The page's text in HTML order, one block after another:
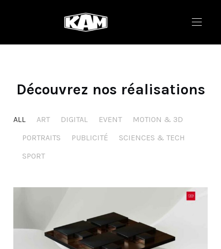
Découvrez nos réalisations
ALL ART DIGITAL EVENT
MOTION & 3D
PORTRAITS
PUBLICITÉ
SCIENCES & TECH
SPORT